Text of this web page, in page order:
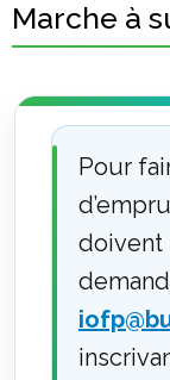
Marche à
Pour
doivent
iofp